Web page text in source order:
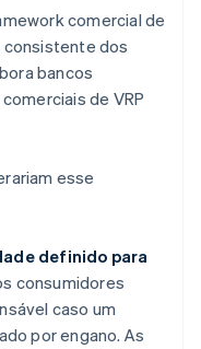
comercial de
consistente dos
bancos
de VRP
esse
definido para
consumidores
caso um
por engano. As